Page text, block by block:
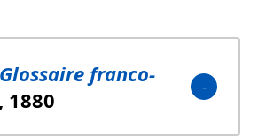
Glossaire franco-
1880